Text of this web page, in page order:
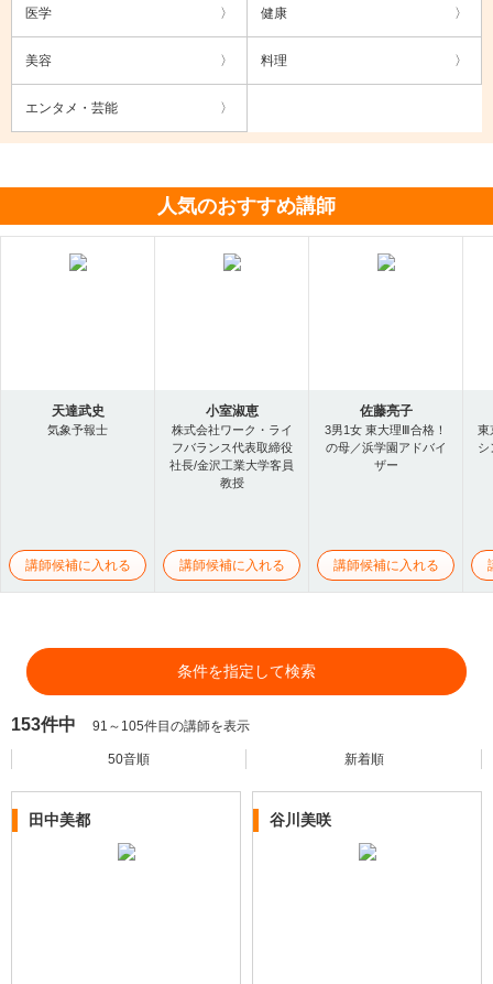
医学 健康
美容 料理
エンタメ・芸能
人気のおすすめ講師
天達武史
気象予報士
講師候補に入れる
小室淑恵
株式会社ワーク・ライ
フバランス代表取締役
社長/金沢工業大学客員
教授
講師候補に入れる
佐藤亮子
3男1女 東大理Ⅲ合格！
の母／浜学園アドバイ
ザー
講師候補に入れる
東
シ
条件を指定して検索
153件中 91～105件目の講師を表示
50音順 新着順
田中美都 谷川美咲